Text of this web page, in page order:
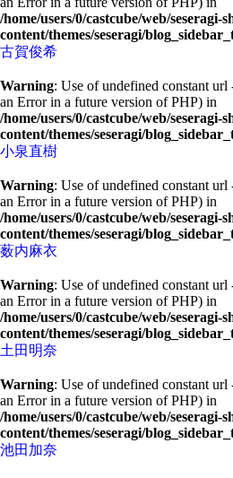
/home/users/0/castcube/web/seseragi-
content/themes/seseragi/
古賀俊希
Warning: Use of undefined constant
an Error in a future version of PHP) in
/home/users/0/castcube/web/seseragi-
content/themes/seseragi/
小泉直樹
Warning: Use of undefined constant
an Error in a future version of PHP) in
/home/users/0/castcube/web/seseragi-
content/themes/seseragi/
薮内麻衣
Warning: Use of undefined constant
an Error in a future version of PHP) in
/home/users/0/castcube/web/seseragi-
content/themes/seseragi/
土田明奈
Warning: Use of undefined constant
an Error in a future version of PHP) in
/home/users/0/castcube/web/seseragi-
content/themes/seseragi/
池田加奈